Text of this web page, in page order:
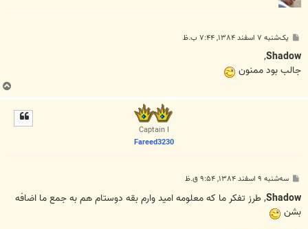
پ
ت
یک‌شنبه ۷ اسفند ۱۳۸۴, ۷:۴۴ ب.ظ
Shadow
,
جالب بود ممنون
ب
ا
Captain I
Fareed3230
پ
ت
سه‌شنبه ۹ اسفند ۱۳۸۴, ۹:۵۴ ق.ظ
Shadow, طرز تفكر ما كه معلومه اميد وارم بقه دوستام هم به جمع ما اضافه
بشن